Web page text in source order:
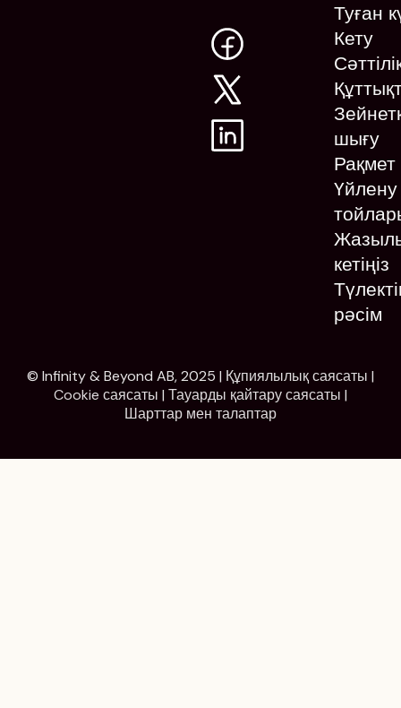
Туған
Кету
шығу
Рақмет
Үйлену
кетіңіз
рәсім
© Infinity & Beyond AB, 2025 | Құпиялылық саясаты |
Cookie саясаты | Тауарды қайтару саясаты |
Шарттар мен талаптар